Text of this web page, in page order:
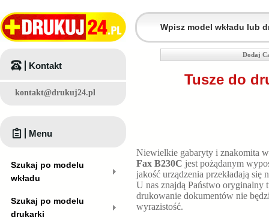
Dodaj
Tusze do
Niewielkie gabaryty i znakomita
Fax B230C jest pożądanym
jakość urządzenia przekładają
U nas znajdą Państwo oryginalny
drukowanie dokumentów nie
wyrazistość.
Kontakt
kontakt@drukuj24.pl
Menu
Szukaj po modelu
wkładu
Szukaj po modelu
drukarki